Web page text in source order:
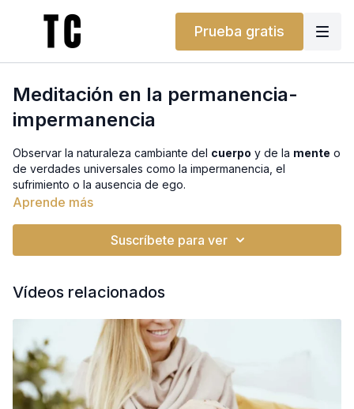
Prueba gratis
Meditación en la permanencia-
impermanencia
Observar la naturaleza cambiante del cuerpo y de la mente o
de verdades universales como la impermanencia, el
sufrimiento o la ausencia de ego.
meditación analítica
Aprende más
Suscríbete para ver
Vídeos relacionados